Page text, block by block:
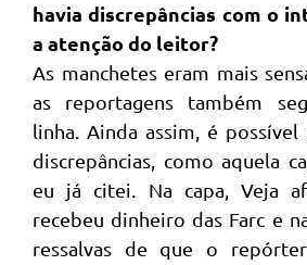
havia discrepâncias com o
a atenção do leitor?
As manchetes eram mais
as reportagens também
linha. Ainda assim, é
discrepâncias, como aquela
eu já citei. Na capa, Veja
recebeu dinheiro das Farc e
ressalvas de que o